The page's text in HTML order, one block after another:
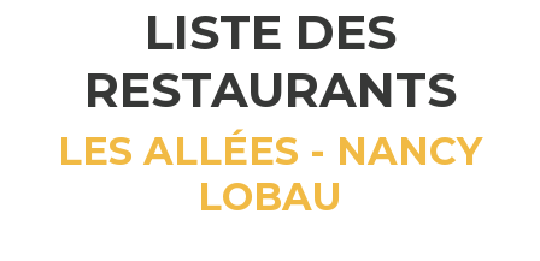
LISTE DES
RESTAURANTS
LES ALLÉES - NANCY
LOBAU